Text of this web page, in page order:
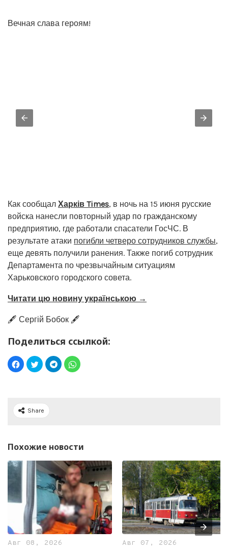
Вечная слава героям!
Как сообщал Харків Times, в ночь на 15 июня русские
войска нанесли повторный удар по гражданскому
предприятию, где работали спасатели ГосЧС. В
результате атаки погибли четверо сотрудников службы,
еще девять получили ранения. Также погиб сотрудник
Департамента по чрезвычайным ситуациям
Харьковского городского совета.
Читати цю новину українською →
🖋️ Сергій Бобок 🖋️
Поделиться ссылкой:
Share
Похожие новости
Авг 08, 2026 Авг 07, 2026